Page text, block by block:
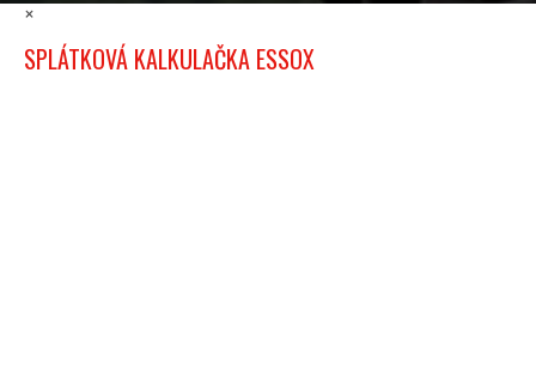
×
SPLÁTKOVÁ KALKULAČKA ESSOX